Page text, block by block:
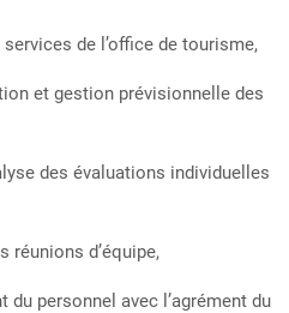
de l’office de tourisme,
et gestion prévisionnelle des
des évaluations individuelles
réunions d’équipe,
personnel avec l’agrément du